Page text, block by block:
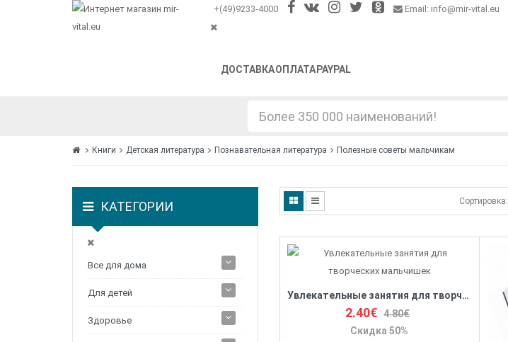
+(49)9233-4000 Email: info@mir-vital.eu
ДОСТАВКАОПЛАТА PAYPAL
Книги Детская литература Познавательная литература Полезные советы мальчикам
КАТЕГОРИИ
Все для дома
Для детей
Здоровье
Сортировка:
Увлекательные занятия для творческих мальчишек
2.40€ 4.80€
Скидка 50%